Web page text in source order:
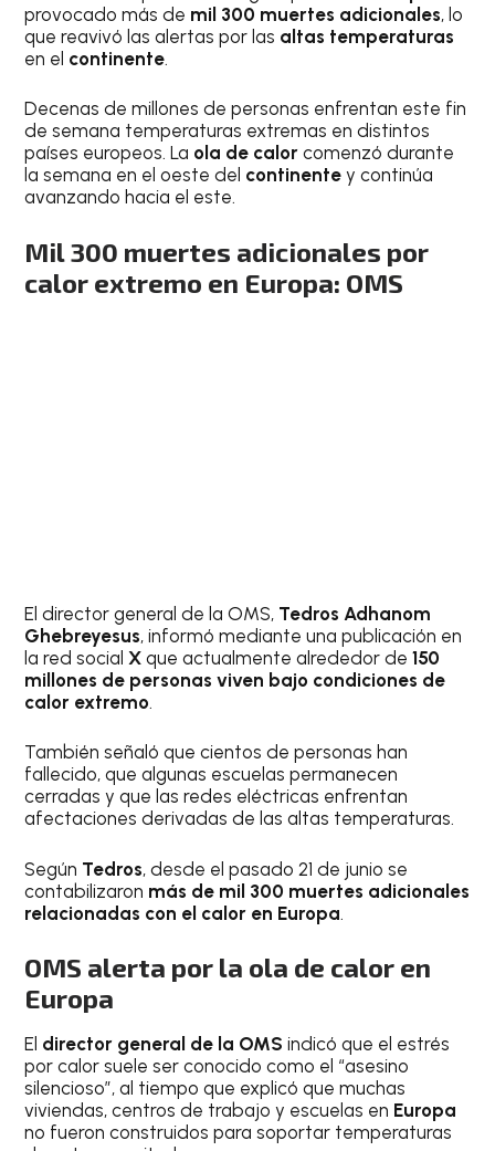
provocado más de mil 300 muertes adicionales, lo
que reavivó las alertas por las altas temperaturas
en el continente.
Decenas de millones de personas enfrentan este fin
de semana temperaturas extremas en distintos
países europeos. La ola de calor comenzó durante
la semana en el oeste del continente y continúa
avanzando hacia el este.
Mil 300 muertes adicionales por
calor extremo en Europa: OMS
El director general de la OMS, Tedros Adhanom
Ghebreyesus, informó mediante una publicación en
la red socialX que actualmente alrededor de150
millones de personas viven bajo condiciones de
calor extremo.
También señaló que cientos de personas han
fallecido, que algunas escuelas permanecen
cerradas y que las redes eléctricas enfrentan
afectaciones derivadas de las altas temperaturas.
Según Tedros, desde el pasado 21 de junio se
contabilizaron más de mil 300 muertes adicionales
relacionadas con el calor en Europa.
OMS alerta por la ola de calor en
Europa
El director general de la OMS indicó que el estrés
por calor suele ser conocido como el “asesino
silencioso”, al tiempo que explicó que muchas
viviendas, centros de trabajo y escuelas en Europa
no fueron construidos para soportar temperaturas